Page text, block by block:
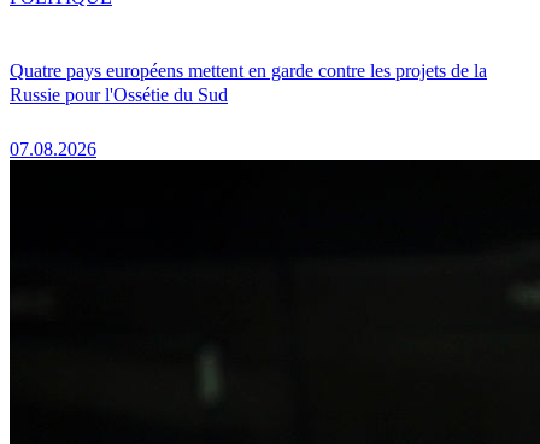
Quatre pays européens mettent en garde contre les projets de la
Russie pour l'Ossétie du Sud
07.08.2026